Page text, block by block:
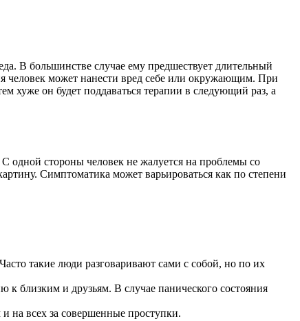
В большинстве случае ему предшествует длительный
человек может нанести вред себе или окружающим. При
хуже он будет поддаваться терапии в следующий раз, а
одной стороны человек не жалуется на проблемы со
Симптоматика может варьироваться как по степени
такие люди разговаривают сами с собой, но по их
близким и друзьям. В случае панического состояния
на всех за совершенные проступки.